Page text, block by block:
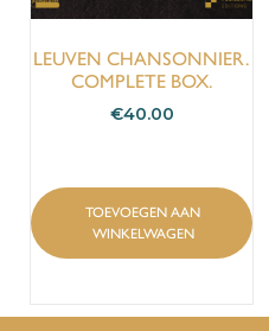
LEUVEN CHANSONNIER.
COMPLETE BOX.
€40.00
TOEVOEGEN AAN
WINKELWAGEN